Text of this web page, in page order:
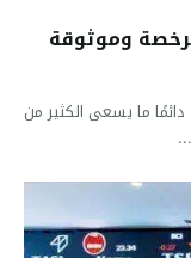
وموثوقة
ما يسعى الكثير من